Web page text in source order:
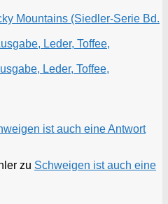
Mountains (Siedler-Serie Bd.
Leder, Toffee,
Leder, Toffee,
ist auch eine Antwort
zu Schweigen ist auch eine